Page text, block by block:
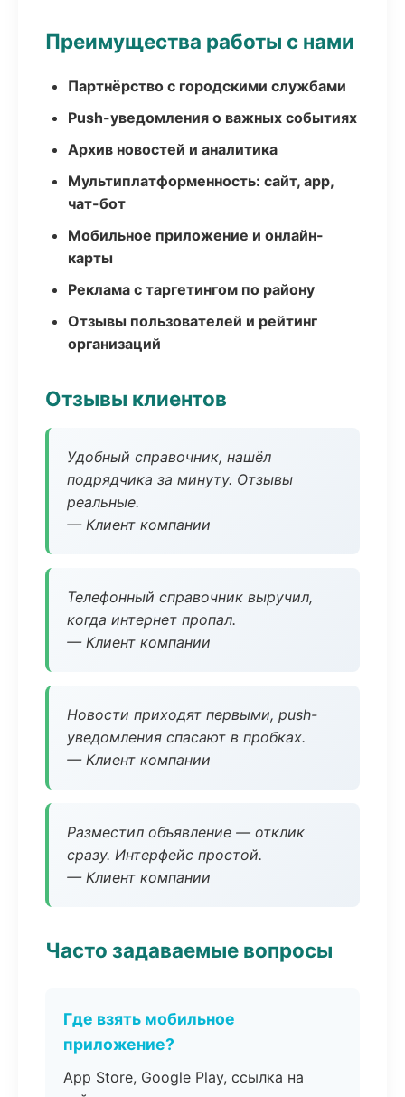
Преимущества работы с нами
Партнёрство с городскими службами
Push-уведомления о важных событиях
Архив новостей и аналитика
Мультиплатформенность: сайт, app,
чат-бот
Мобильное приложение и онлайн-
карты
Реклама с таргетингом по району
Отзывы пользователей и рейтинг
организаций
Отзывы клиентов
Удобный справочник, нашёл
подрядчика за минуту. Отзывы
реальные.
— Клиент компании
Телефонный справочник выручил,
когда интернет пропал.
— Клиент компании
Новости приходят первыми, push-
уведомления спасают в пробках.
— Клиент компании
Разместил объявление — отклик
сразу. Интерфейс простой.
— Клиент компании
Часто задаваемые вопросы
Где взять мобильное
приложение?
App Store, Google Play, ссылка на